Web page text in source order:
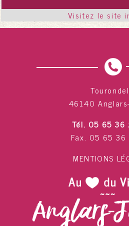
46140
Tél. 05 65 36
Fax. 05 65
MENTIONS